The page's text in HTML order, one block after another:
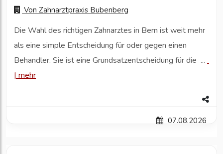
Von Zahnarztpraxis Bubenberg
Die Wahl des richtigen Zahnarztes in Bern ist weit mehr
als eine simple Entscheidung für oder gegen einen
Behandler. Sie ist eine Grundsatzentscheidung für die ...
| mehr
07.08.2026